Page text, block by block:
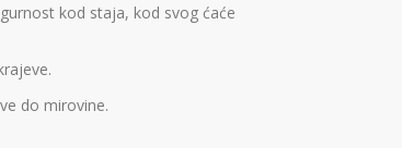
kod staja, kod svog ćaće
do mirovine.